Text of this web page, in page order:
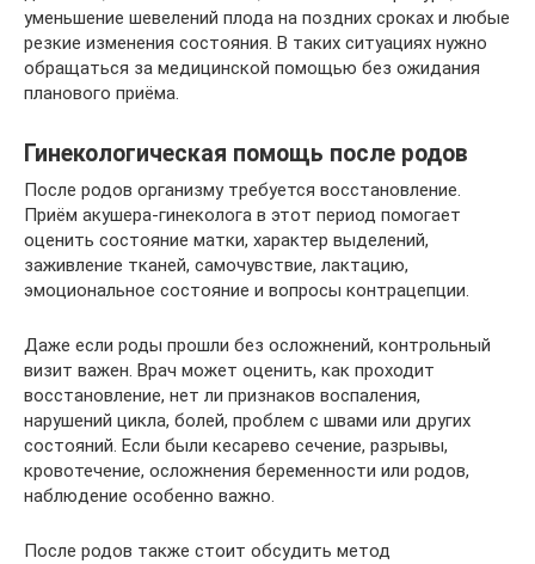
уменьшение шевелений плода на поздних сроках и любые
резкие изменения состояния. В таких ситуациях нужно
обращаться за медицинской помощью без ожидания
планового приёма.
Гинекологическая помощь после родов
После родов организму требуется восстановление.
Приём акушера-гинеколога в этот период помогает
оценить состояние матки, характер выделений,
заживление тканей, самочувствие, лактацию,
эмоциональное состояние и вопросы контрацепции.
Даже если роды прошли без осложнений, контрольный
визит важен. Врач может оценить, как проходит
восстановление, нет ли признаков воспаления,
нарушений цикла, болей, проблем с швами или других
состояний. Если были кесарево сечение, разрывы,
кровотечение, осложнения беременности или родов,
наблюдение особенно важно.
После родов также стоит обсудить метод